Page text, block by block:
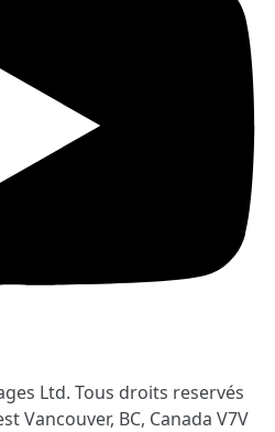
Ltd. Tous droits reservés
Vancouver, BC, Canada V7V